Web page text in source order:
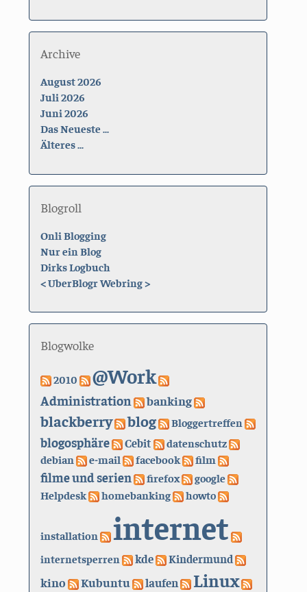
Archive
August 2026
Juli 2026
Juni 2026
Das Neueste ...
Älteres ...
Blogroll
Onli Blogging
Nur ein Blog
Dirks Logbuch
<UberBlogr Webring>
Blogwolke
2010 @Work
Administration banking
blackberry blog Bloggertreffen
blogosphäre Cebit datenschutz
debian e-mail facebook film
filme und serien firefox
google
Helpdesk
homebanking howto
installation internet
internetsperren kde Kindermund
kino Kubuntu laufen Linux